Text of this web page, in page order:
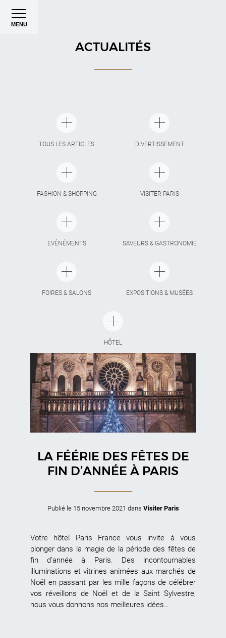
MENU
ACTUALITÉS
TOUS LES ARTICLES DIVERTISSEMENT
FASHION & SHOPPING VISITER PARIS
EVÉNÉMENTS SAVEURS & GASTRONOMIE
FOIRES & SALONS EXPOSITIONS & MUSÉES
HÔTEL
LA FÉÉRIE DES FÊTES DE
FIN D’ANNÉE À PARIS
Publié le 15 novembre 2021 dans Visiter Paris
Votre hôtel Paris France vous invite à vous
plonger dans la magie de la période des fêtes de
fin d’année à Paris. Des incontournables
illuminations et vitrines animées aux marchés de
Noël en passant par les mille façons de célébrer
vos réveillons de Noël et de la Saint Sylvestre,
nous vous donnons nos meilleures idées…